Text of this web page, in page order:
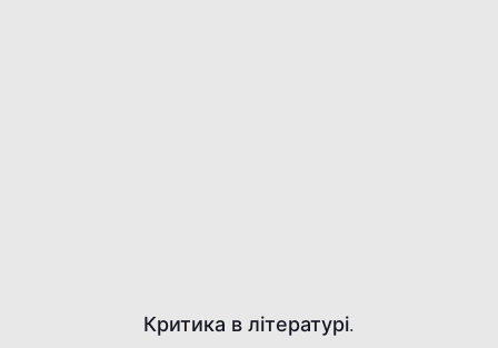
Критика в літературі.